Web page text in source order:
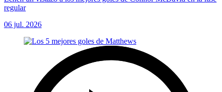
regular
06 jul. 2026